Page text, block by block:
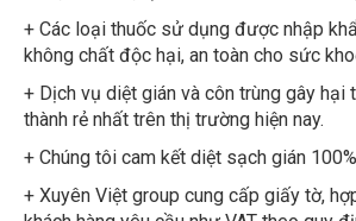
+ Các loại thuốc sử dụng được nhập
không chất độc hại, an toàn cho sức
+ Dịch vụ diệt gián và côn trùng gây
thành rẻ nhất trên thị trường hiện nay.
+ Chúng tôi cam kết diệt sạch gián
+ Xuyên Việt group cung cấp giấy tờ,
khách hàng yêu cầu như VAT theo quy